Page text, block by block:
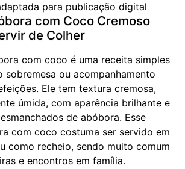
para publicação digital
com Coco Cremoso
de Colher
com coco é uma receita simples
sobremesa ou acompanhamento
Ele tem textura cremosa,
úmida, com aparência brilhante e
de abóbora. Esse
com coco costuma ser servido em
como recheio, sendo muito comum
e encontros em família.